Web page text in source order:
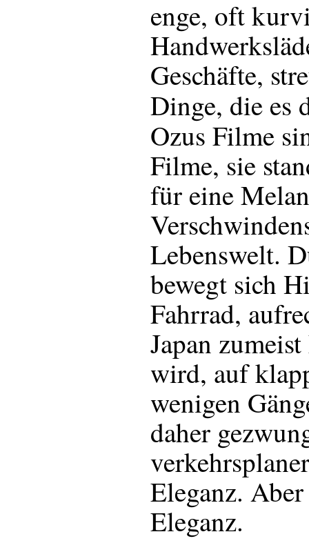
enge, oft
Geschäfte,
Dinge, die es
Ozus Filme
Filme, sie
für eine
Lebenswelt.
bewegt sich
Fahrrad,
Japan
wird, auf
wenigen
daher
Eleganz.
Eleganz.